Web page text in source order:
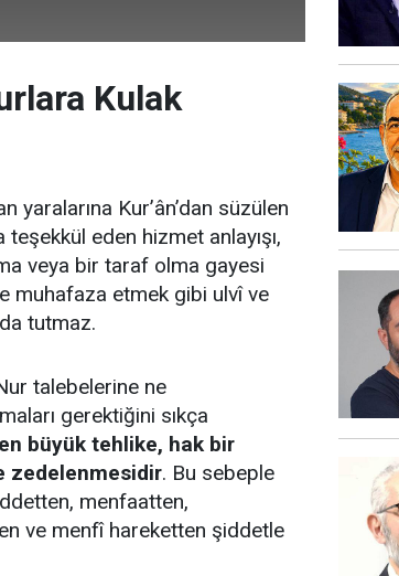
Kulak
yaralarına Kur’ân’dan süzülen
eden hizmet anlayışı,
veya bir taraf olma gayesi
muhafaza etmek gibi ulvî ve
tutmaz.
talebelerine ne
gerektiğini sıkça
büyük tehlike, hak bir
zedelenmesidir. Bu sebeple
menfaatten,
ve menfî hareketten şiddetle